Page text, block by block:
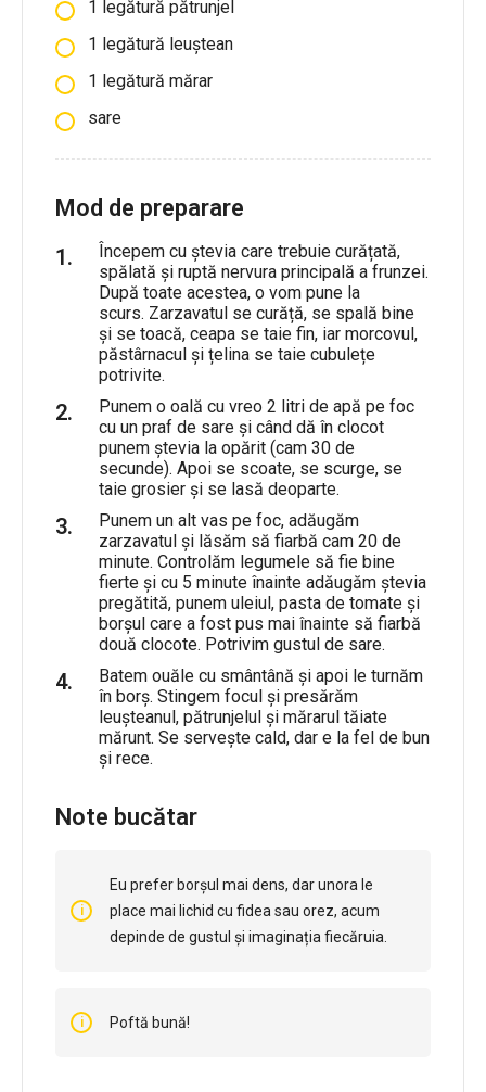
1 legătură pătrunjel
1 legătură leuștean
1 legătură mărar
sare
Mod de preparare
Începem cu ștevia care trebuie curățată,
spălată și ruptă nervura principală a frunzei.
După toate acestea, o vom pune la
scurs. Zarzavatul se curăță, se spală bine
și se toacă, ceapa se taie fin, iar morcovul,
păstârnacul și țelina se taie cubulețe
potrivite.
Punem o oală cu vreo 2 litri de apă pe foc
cu un praf de sare și când dă în clocot
punem ștevia la opărit (cam 30 de
secunde). Apoi se scoate, se scurge, se
taie grosier și se lasă deoparte.
Punem un alt vas pe foc, adăugăm
zarzavatul și lăsăm să fiarbă cam 20 de
minute. Controlăm legumele să fie bine
fierte și cu 5 minute înainte adăugăm ștevia
pregătită, punem uleiul, pasta de tomate și
borșul care a fost pus mai înainte să fiarbă
două clocote. Potrivim gustul de sare.
Batem ouăle cu smântână și apoi le turnăm
în borș. Stingem focul și presărăm
leușteanul, pătrunjelul și mărarul tăiate
mărunt. Se servește cald, dar e la fel de bun
și rece.
Note bucătar
Eu prefer borșul mai dens, dar unora le
place mai lichid cu fidea sau orez, acum
depinde de gustul și imaginația fiecăruia.
Poftă bună!